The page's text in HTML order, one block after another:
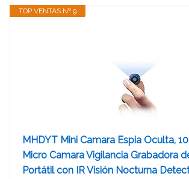
TOP VENTAS Nº 9
MHDYT Mini Camara Espia Oculta,
Micro Camara Vigilancia Grabadora
Portátil con IR Visión Nocturna